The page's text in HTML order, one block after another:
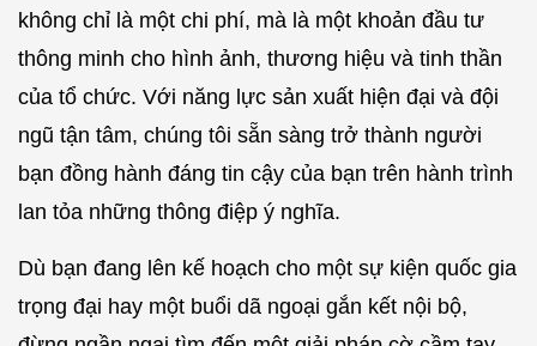
không chỉ là một chi phí, mà là một khoản đầu tư
thông minh cho hình ảnh, thương hiệu và tinh thần
của tổ chức. Với năng lực sản xuất hiện đại và đội
ngũ tận tâm, chúng tôi sẵn sàng trở thành người
bạn đồng hành đáng tin cậy của bạn trên hành trình
lan tỏa những thông điệp ý nghĩa.
Dù bạn đang lên kế hoạch cho một sự kiện quốc gia
trọng đại hay một buổi dã ngoại gắn kết nội bộ,